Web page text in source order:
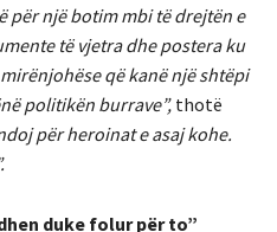
për një botim mbi të drejtën e
të vjetra dhe postera ku
që kanë një shtëpi
politikën burrave”, thotë
për heroinat e asaj kohe.
duke folur për to”